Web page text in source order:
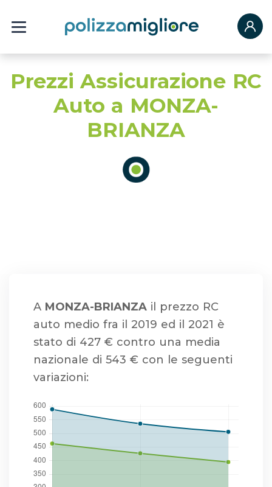
Prezzi Assicurazione RC
Auto a MONZA-
BRIANZA
A MONZA-BRIANZA il prezzo RC
auto medio fra il 2019 ed il 2021 è
stato di 427 € contro una media
nazionale di 543 € con le seguenti
variazioni: